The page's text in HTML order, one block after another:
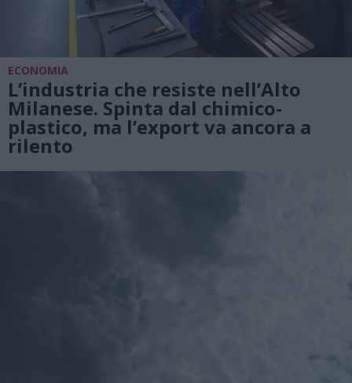
ECONOMIA
L’industria che resiste nell’Alto
Milanese. Spinta dal chimico-
plastico, ma l’export va ancora a
rilento